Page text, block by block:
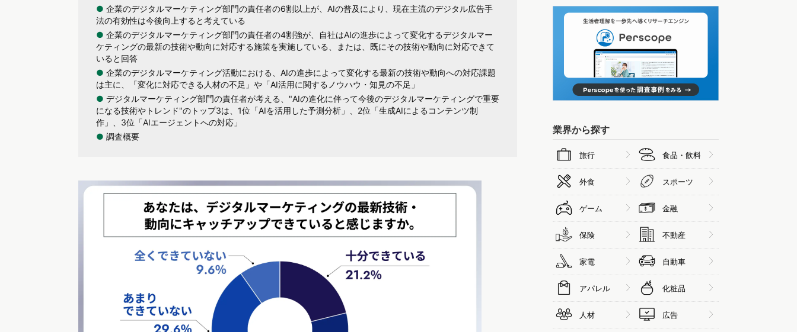
● 企業のデジタルマーケティング部門の責任者の6割以上が、AIの普及により、現在主流のデジタル広告手
法の有効性は今後向上すると考えている
● 企業のデジタルマーケティング部門の責任者の4割強が、自社はAIの進歩によって変化するデジタルマー
ケティングの最新の技術や動向に対応する施策を実施している、または、既にその技術や動向に対応できて
いると回答
● 企業のデジタルマーケティング活動における、AIの進歩によって変化する最新の技術や動向への対応課題
は主に、「変化に対応できる人材の不足」や「AI活用に関するノウハウ・知見の不足」
● デジタルマーケティング部門の責任者が考える、"AIの進化に伴って今後のデジタルマーケティングで重要
になる技術やトレンド"のトップ3は、1位「AIを活用した予測分析」、2位「生成AIによるコンテンツ制
作」、3位「AIエージェントへの対応」
● 調査概要
業界から探す
旅行 食品・飲料
外食 スポーツ
ゲーム 金融
保険 不動産
家電 自動車
アパレル 化粧品
人材 広告